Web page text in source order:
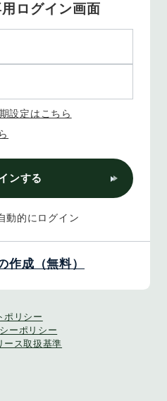
ログイン画面
設定はこちら
ンする
動的にログイン
作成（無料）
ポリシー
ーポリシー
ース取扱基準